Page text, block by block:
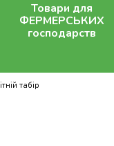
Товари для
ФЕРМЕРСЬКИХ
господарств
табір